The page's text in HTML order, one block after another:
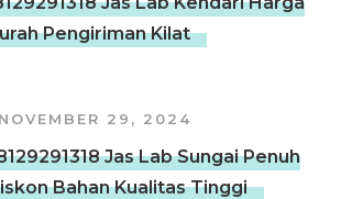
Pengiriman Kilat
NOVEMBER 29, 2024
Jas Lab Sungai Penuh
Bahan Kualitas Tinggi